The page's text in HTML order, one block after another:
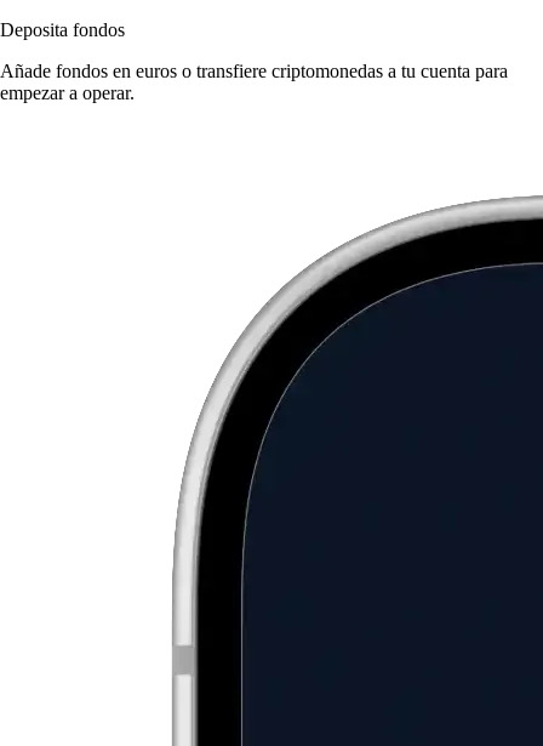
Deposita fondos
Añade fondos en euros o transfiere criptomonedas a tu cuenta para
empezar a operar.